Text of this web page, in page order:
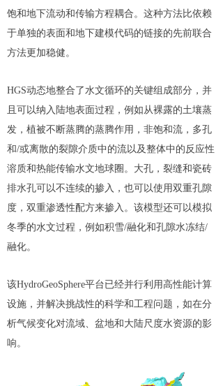
饱和地下流动和传输方程耦合。这种方法比依赖
于单独的表面和地下建模代码的链接的先前联合
方法更加稳健。
HGS动态地整合了水文循环的关键组成部分，并
且可以纳入陆地表面过程，例如从裸露的土壤蒸
发，植被不断蒸腾的蒸腾作用，非饱和流，多孔
和/或离散的裂隙介质中的流以及整体中的反应性
溶质和热能传输水文地球圈。大孔，裂缝和瓷砖
排水孔可以不连续的掺入，也可以使用双重孔隙
度，双重渗透性配方来掺入。该模型还可以模拟
冬季的水文过程，例如积雪/融化和孔隙水冻结/
融化。
该HydroGeoSphere平台已经并行利用高性能计算
设施，并解决挑战性的科学和工程问题，如在分
析气候变化对流域、盆地和大陆尺度水资源的影
响。